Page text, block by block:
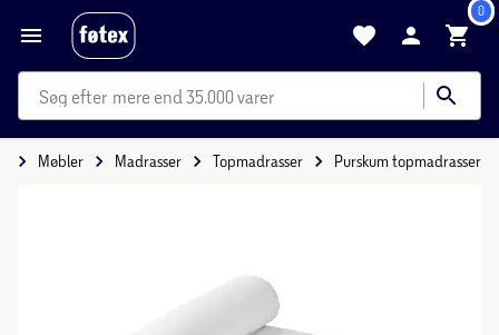
0
mere end 35.000 varer
Møbler Madrasser Topmadrasser Purskum topmadrasser